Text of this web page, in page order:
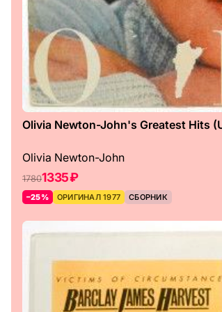
Olivia Newton-John's Greatest Hits
Olivia Newton-John
17801335 ₽
–25% ОРИГИНАЛ 1977 СБОРНИК